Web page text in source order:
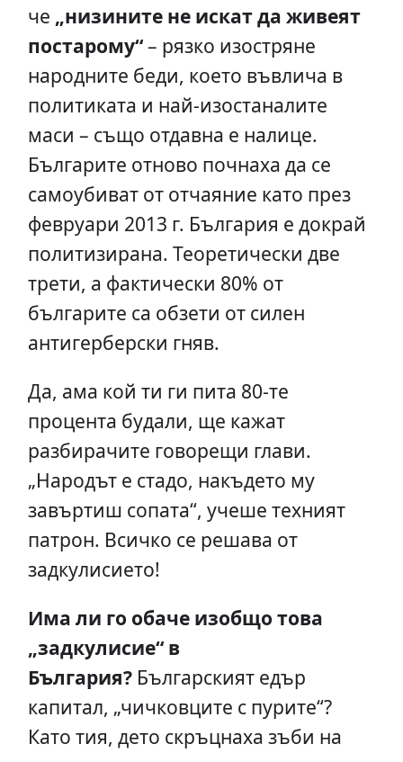
че „низините не искат да живеят
постарому“– рязко изостряне
народните беди, което въвлича в
политиката и най-изостаналите
маси – също отдавна е налице.
Българите отново почнаха да се
самоубиват от отчаяние като през
февруари 2013 г. България е докрай
политизирана. Теоретически две
трети, а фактически 80% от
българите са обзети от силен
антигерберски гняв.
Да, ама кой ти ги пита 80-те
процента будали, ще кажат
разбирачите говорещи глави.
„Народът е стадо, накъдето му
завъртиш сопата“, учеше техният
патрон. Всичко се решава от
задкулисието!
Има ли го обаче изобщо това
„задкулисие“ в
България?Българският едър
капитал, „чичковците с пурите“?
Като тия, дето скръцнаха зъби на